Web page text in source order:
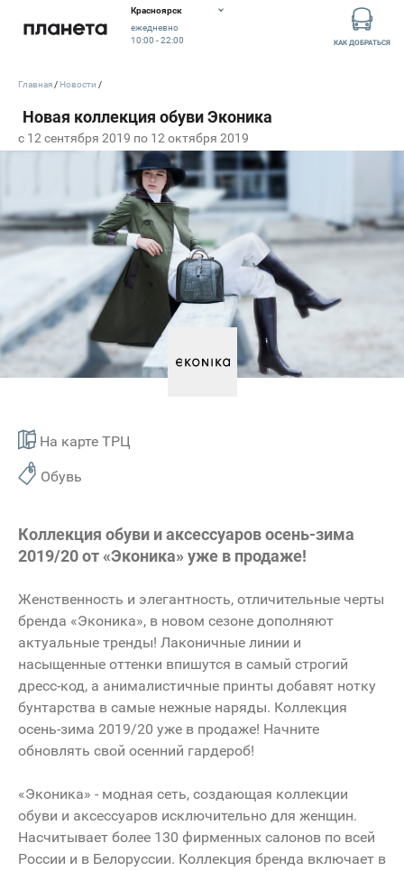
Красноярск
ежедневно
10:00 - 22:00
КАК ДОБРАТЬСЯ
c 12 сентября 2019 по 12 октября 2019
На карте ТРЦ
Обувь
Главная Новости
Коллекция обуви и аксессуаров осень-зима
2019/20 от «Эконика» уже в продаже!
Женственность и элегантность, отличительные черты
бренда «Эконика», в новом сезоне дополняют
актуальные тренды! Лаконичные линии и
насыщенные оттенки впишутся в самый строгий
дресс-код, а анималистичные принты добавят нотку
бунтарства в самые нежные наряды. Коллекция
осень-зима 2019/20 уже в продаже! Начните
обновлять свой осенний гардероб!
«Эконика» - модная сеть, создающая коллекции
обуви и аксессуаров исключительно для женщин.
Насчитывает более 130 фирменных салонов по всей
России и в Белоруссии. Коллекция бренда включает в